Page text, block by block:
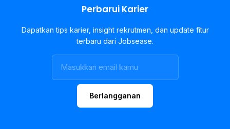
Perbarui Karier
Dapatkan tips karier, insight rekrutmen, dan update fitur
terbaru dari Jobsease.
Berlangganan